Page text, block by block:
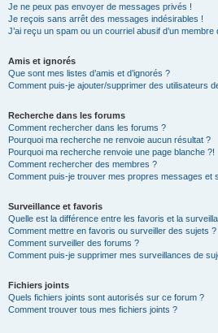
Je ne peux pas envoyer de messages privés !
Je reçois sans arrêt des messages indésirables !
J’ai reçu un spam ou un courriel abusif d’un membre
Amis et ignorés
Que sont mes listes d’amis et d’ignorés ?
Comment puis-je ajouter/supprimer des utilisateurs
Recherche dans les forums
Comment rechercher dans les forums ?
Pourquoi ma recherche ne renvoie aucun résultat ?
Pourquoi ma recherche renvoie une page blanche ?!
Comment rechercher des membres ?
Comment puis-je trouver mes propres messages et
Surveillance et favoris
Quelle est la différence entre les favoris et la
Comment mettre en favoris ou surveiller des sujets ?
Comment surveiller des forums ?
Comment puis-je supprimer mes surveillances de
Fichiers joints
Quels fichiers joints sont autorisés sur ce forum ?
Comment trouver tous mes fichiers joints ?